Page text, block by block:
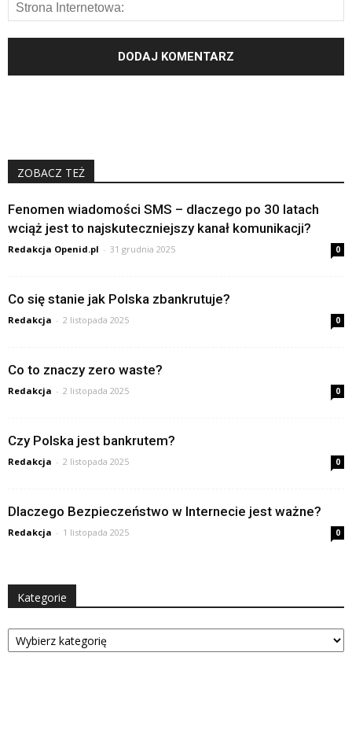
ZOBACZ TEŻ
Fenomen wiadomości SMS – dlaczego po 30 latach
wciąż jest to najskuteczniejszy kanał komunikacji?
Redakcja Openid.pl - 31 grudnia 2025 0
Co się stanie jak Polska zbankrutuje?
Redakcja - 2 listopada 2025 0
Co to znaczy zero waste?
Redakcja - 2 listopada 2025 0
Czy Polska jest bankrutem?
Redakcja - 2 listopada 2025 0
Dlaczego Bezpieczeństwo w Internecie jest ważne?
Redakcja - 1 listopada 2025 0
Kategorie
Kategorie